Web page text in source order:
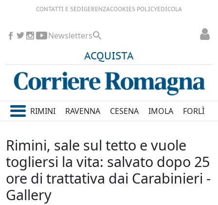
CONTATTI E SEDIGERENZACOOKIES POLICYEDICOLA
ACQUISTA
Newsletters
RIMINI RAVENNA CESENA IMOLA FORLÌ
Rimini, sale sul tetto e vuole
togliersi la vita: salvato dopo 25
ore di trattativa dai Carabinieri -
Gallery